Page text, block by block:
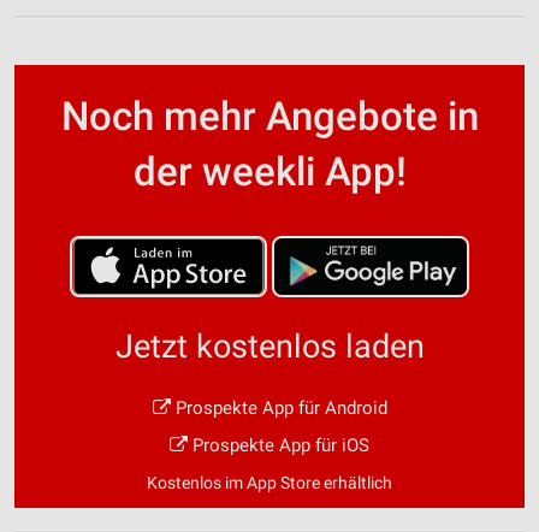
Noch mehr Angebote in
der weekli App!
Jetzt kostenlos laden
Prospekte App für Android
Prospekte App für iOS
Kostenlos im App Store erhältlich